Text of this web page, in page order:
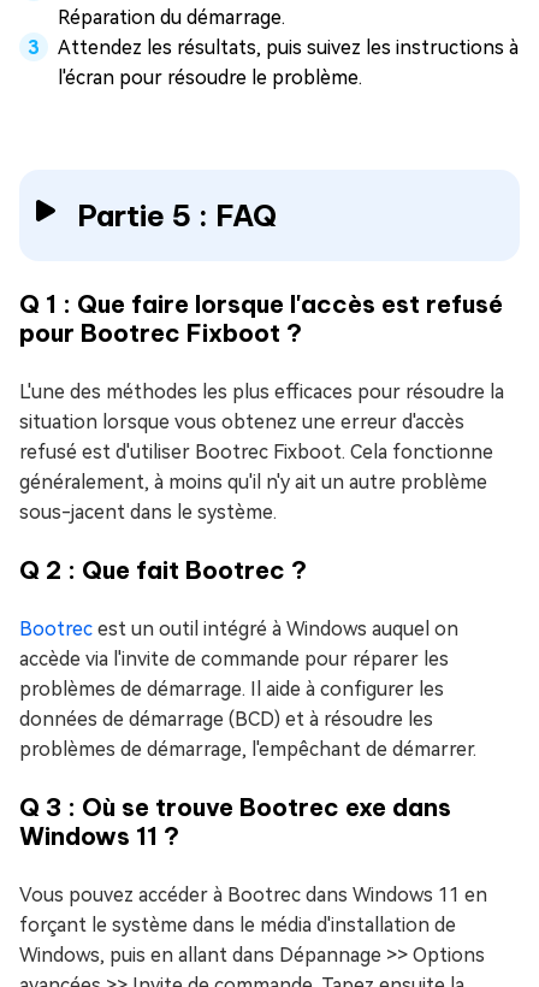
Réparation du démarrage.
Attendez les résultats, puis suivez les instructions à
l'écran pour résoudre le problème.
Partie 5 : FAQ
Q 1 : Que faire lorsque l'accès est refusé
pour Bootrec Fixboot ?
L'une des méthodes les plus efficaces pour résoudre la
situation lorsque vous obtenez une erreur d'accès
refusé est d'utiliser Bootrec Fixboot. Cela fonctionne
généralement, à moins qu'il n'y ait un autre problème
sous-jacent dans le système.
Q 2 : Que fait Bootrec ?
Bootrec est un outil intégré à Windows auquel on
accède via l'invite de commande pour réparer les
problèmes de démarrage. Il aide à configurer les
données de démarrage (BCD) et à résoudre les
problèmes de démarrage, l'empêchant de démarrer.
Q 3 : Où se trouve Bootrec exe dans
Windows 11 ?
Vous pouvez accéder à Bootrec dans Windows 11 en
forçant le système dans le média d'installation de
Windows, puis en allant dans Dépannage >> Options